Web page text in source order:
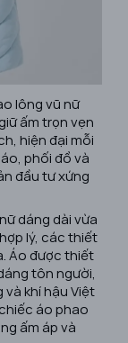
lông vũ nữ
ấm trọn vẹn
hiện đại mỗi
phối đồ và
đầu tư xứng
dáng dài vừa
lý, các thiết
Áo được thiết
tôn người,
khí hậu Việt
áo phao
ấm áp và